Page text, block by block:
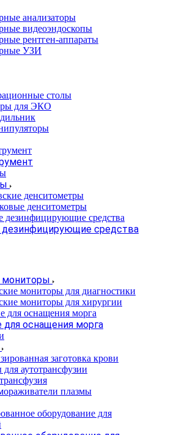
анализаторы
видеоэндоскопы
рентген-аппараты
УЗИ
столы
для ЭКО
денситометры
денситометры
средства
мониторы для диагностики
мониторы для хирургии
для оснащения морга
заготовка крови
аутотрансфузии
плазмы